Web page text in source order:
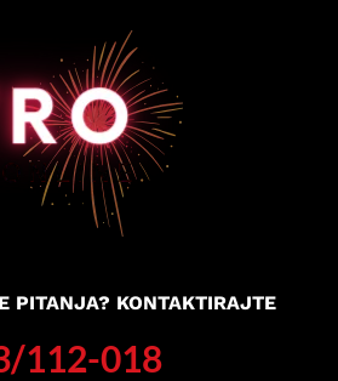
PITANJA? KONTAKTIRAJTE
112-018